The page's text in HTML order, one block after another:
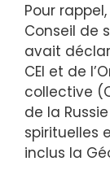
Pour
Conseil de
avait
CEI et de
collective
de la
spirituelles
inclus la